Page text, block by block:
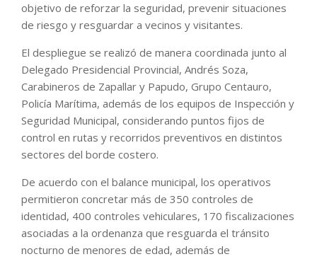
objetivo de reforzar la seguridad, prevenir situaciones
de riesgo y resguardar a vecinos y visitantes.
El despliegue se realizó de manera coordinada junto al
Delegado Presidencial Provincial, Andrés Soza,
Carabineros de Zapallar y Papudo, Grupo Centauro,
Policía Marítima, además de los equipos de Inspección y
Seguridad Municipal, considerando puntos fijos de
control en rutas y recorridos preventivos en distintos
sectores del borde costero.
De acuerdo con el balance municipal, los operativos
permitieron concretar más de 350 controles de
identidad, 400 controles vehiculares, 170 fiscalizaciones
asociadas a la ordenanza que resguarda el tránsito
nocturno de menores de edad, además de